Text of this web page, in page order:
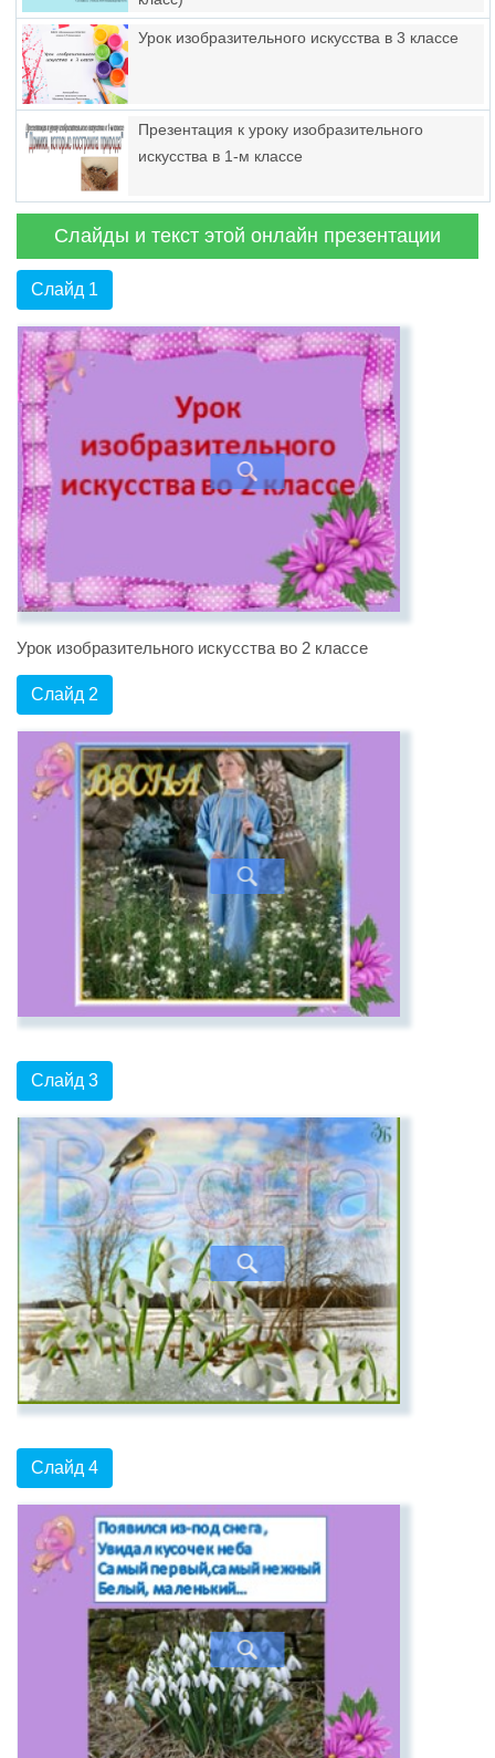
Урок изобразительного искусства в 3 классе
Презентация к уроку изобразительного
искусства в 1-м классе
Слайды и текст этой онлайн презентации
Слайд 1
Урок изобразительного искусства во 2 классе
Слайд 2
Слайд 3
Слайд 4